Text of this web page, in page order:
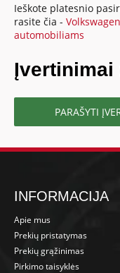
Ieškote platesnio
rasite čia -
automobiliams
Įvertinimai
PARAŠYTI
INFORMACIJA
Apie mus
Prekių pristatymas
Prekių grąžinimas
Pirkimo taisyklės